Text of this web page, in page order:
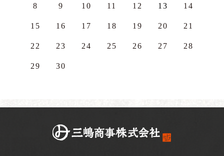
8 9 10 11 12 13 14
15 16 17 18 19 20 21
22 23 24 25 26 27 28
29 30